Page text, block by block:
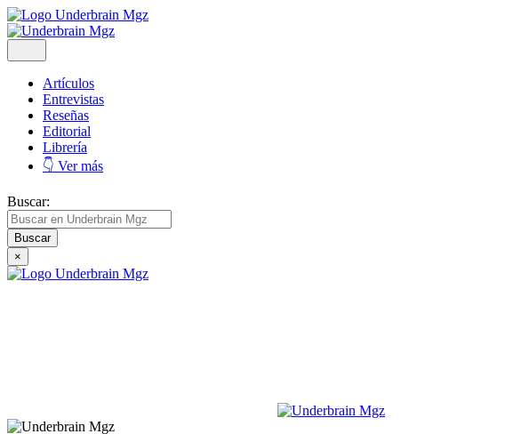
Artículos
Entrevistas
Reseñas
Editorial
Librería
👇 Ver más
Buscar:
×